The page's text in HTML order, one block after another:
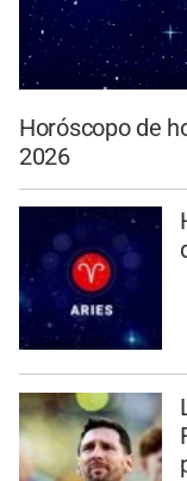
Horóscopo de
2026